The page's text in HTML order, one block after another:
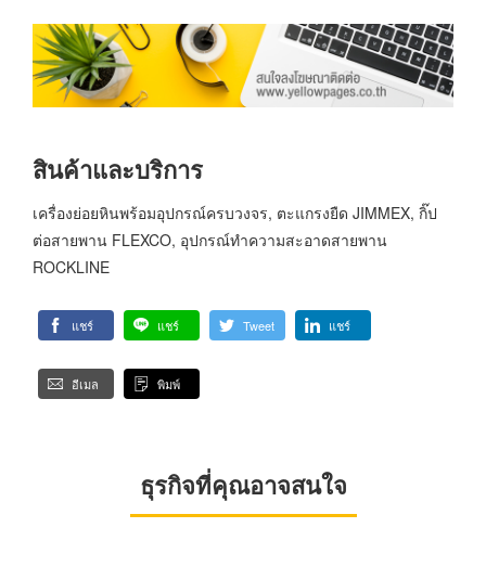
สินค้าและบริการ
เครื่องย่อยหินพร้อมอุปกรณ์ครบวงจร, ตะแกรงยืด JIMMEX, กิ๊ป
ต่อสายพาน FLEXCO, อุปกรณ์ทำความสะอาดสายพาน
ROCKLINE
แชร์ แชร์ Tweet แชร์
อีเมล พิมพ์
ธุรกิจที่คุณอาจสนใจ